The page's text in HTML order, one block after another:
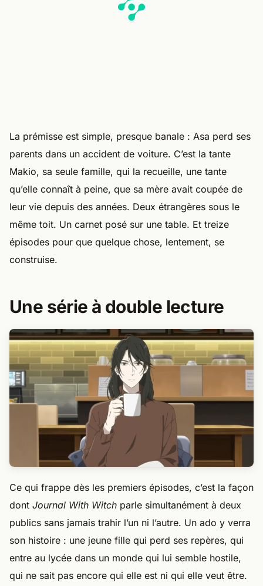
La prémisse est simple, presque banale : Asa perd ses
parents dans un accident de voiture. C’est la tante
Makio, sa seule famille, qui la recueille, une tante
qu’elle connaît à peine, que sa mère avait coupée de
leur vie depuis des années. Deux étrangères sous le
même toit. Un carnet posé sur une table. Et treize
épisodes pour que quelque chose, lentement, se
construise.
Une série à double lecture
Ce qui frappe dès les premiers épisodes, c’est la façon
dont Journal With Witch parle simultanément à deux
publics sans jamais trahir l’un ni l’autre. Un ado y verra
son histoire : une jeune fille qui perd ses repères, qui
entre au lycée dans un monde qui lui semble hostile,
qui ne sait pas encore qui elle est ni qui elle veut être.